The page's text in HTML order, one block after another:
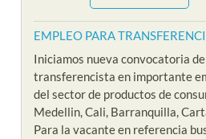
EMPLEO PARA
Iniciamos nueva convocatoria
transferencista en importante
del sector de productos de
Medellin, Cali, Barranquilla,
Para la vacante en referencia